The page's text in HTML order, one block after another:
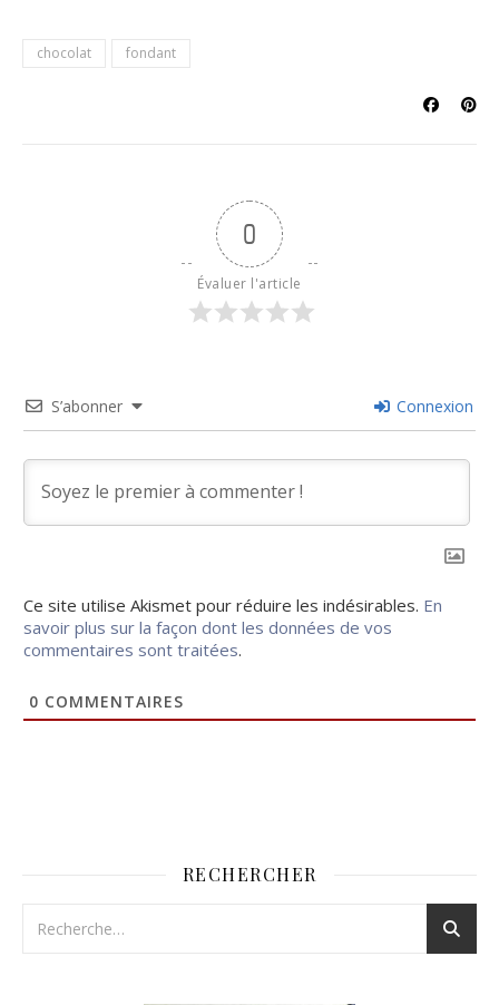
chocolat fondant
0
Évaluer l'article
S’abonner Connexion
Ce site utilise Akismet pour réduire les indésirables. En
savoir plus sur la façon dont les données de vos
commentaires sont traitées.
0 COMMENTAIRES
RECHERCHER